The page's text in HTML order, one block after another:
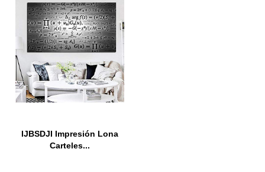
IJBSDJI Impresión Lona
Carteles...